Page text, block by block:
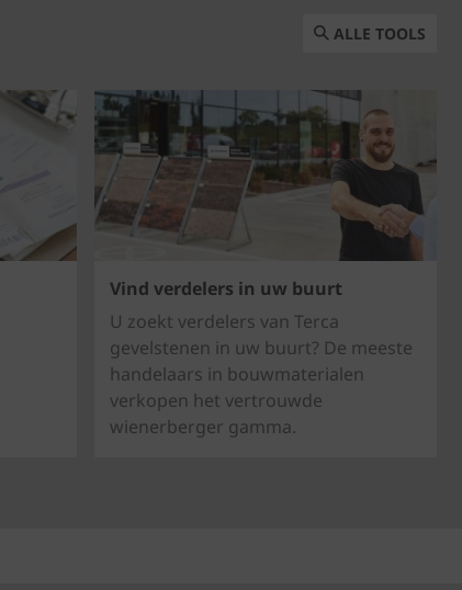
ALLE TOOLS
Vind verdelers in uw buurt
U zoekt verdelers van Terca
gevelstenen in uw buurt? De meeste
handelaars in bouwmaterialen
verkopen het vertrouwde
wienerberger gamma.